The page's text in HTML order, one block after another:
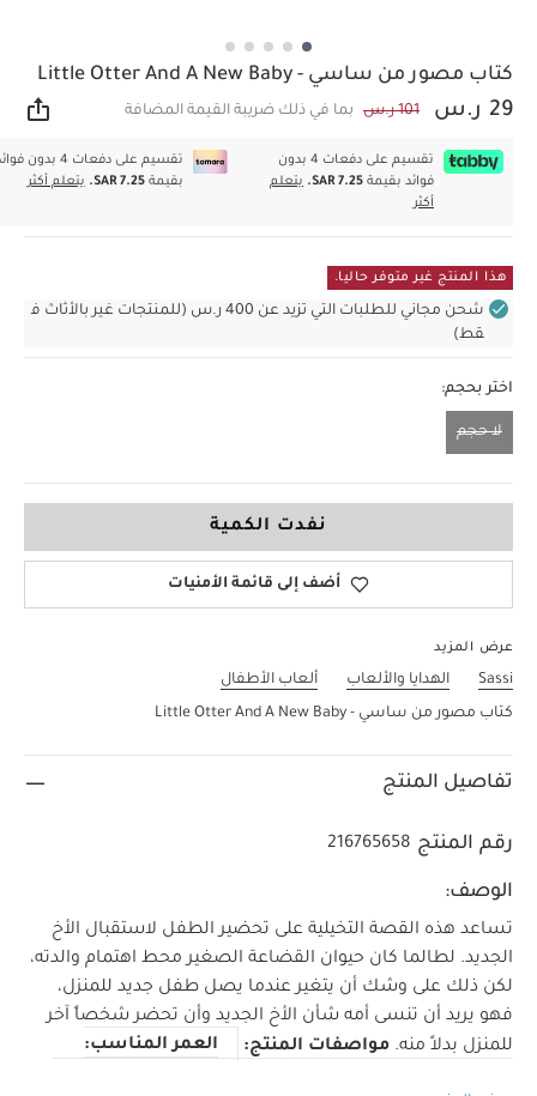
كتاب مصور من ساسي - Little Otter And A New Baby
29 ر.س 101 ر.س بما في ذلك ضريبة القيمة المضافة
تقسيم على دفعات 4 بدون
فوائد بقيمة SAR 7.25.
يتعلم
أكثر
تقسيم على دفعات 4 بدون
بقيمةSAR 7.25. يتعلم أكثر
هذا المنتج غير متوفر حاليا.
شحن مجاني للطلبات التي تزيد عن 400 ر.س (للمنتجات غير بالأثاث ف
قط)
اختر بحجم:
لا حجم
نفدت الكمية
أضف إلى قائمة الأمنيات
عرض المزيد
Sassi الهدايا والألعاب
ألعاب الأطفال
كتاب مصور من ساسي - Little Otter And A New Baby
تفاصيل المنتج
رقم المنتج 216765658
الوصف:
تساعد هذه القصة التخيلية على تحضير الطفل لاستقبال الأخ
الجديد. لطالما كان حيوان القضاعة الصغير محط اهتمام والدته،
لكن ذلك على وشك أن يتغير عندما يصل طفل جديد للمنزل،
فهو يريد أن تنسى أمه شأن الأخ الجديد وأن تحضر شخصاً آخر
للمنزل بدلاً منه. مواصفات المنتج:
العمر المناسب: